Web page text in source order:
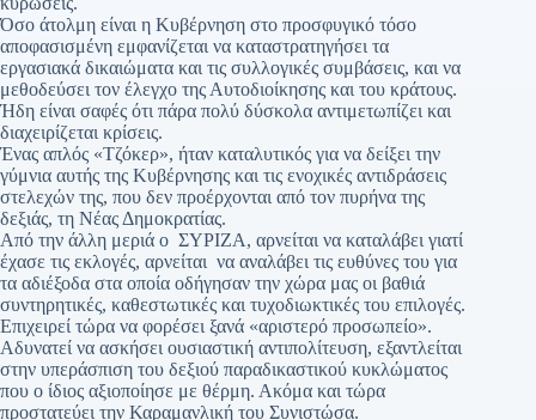
Όσο άτολμη είναι η Κυβέρνηση στο προσφυγικό τόσο
αποφασισμένη εμφανίζεται να καταστρατηγήσει τα
εργασιακά δικαιώματα και τις συλλογικές συμβάσεις, και να
μεθοδεύσει τον έλεγχο της Αυτοδιοίκησης και του κράτους.
Ήδη είναι σαφές ότι πάρα πολύ δύσκολα αντιμετωπίζει και
διαχειρίζεται κρίσεις.
Ένας απλός «Τζόκερ», ήταν καταλυτικός για να δείξει την
γύμνια αυτής της Κυβέρνησης και τις ενοχικές αντιδράσεις
στελεχών της, που δεν προέρχονται από τον πυρήνα της
δεξιάς, τη Νέας Δημοκρατίας.
Από την άλλη μεριά ο ΣΥΡΙΖΑ, αρνείται να καταλάβει γιατί
έχασε τις εκλογές, αρνείται να αναλάβει τις ευθύνες του για
τα αδιέξοδα στα οποία οδήγησαν την χώρα μας οι βαθιά
συντηρητικές, καθεστωτικές και τυχοδιωκτικές του επιλογές.
Επιχειρεί τώρα να φορέσει ξανά «αριστερό προσωπείο».
Αδυνατεί να ασκήσει ουσιαστική αντιπολίτευση, εξαντλείται
στην υπεράσπιση του δεξιού παραδικαστικού κυκλώματος
που ο ίδιος αξιοποίησε με θέρμη. Ακόμα και τώρα
προστατεύει την Καραμανλική του Συνιστώσα.